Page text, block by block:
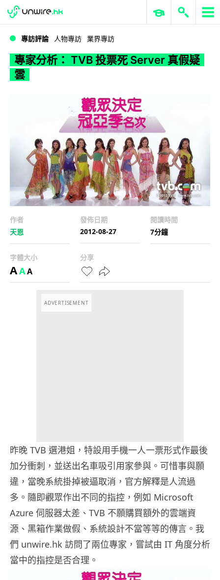
專家分析： TVB 投票死 Server 真假疑雲
WWDC 2026 ERP 與商業 AI
專訪評論 人物專訪 業界專訪
專家分析： TVB 投票死 Server 真假疑
雲
作者
天恩
發佈日期
2012-08-27
閱讀時間
7分鐘
字體大小
AAA
分享
ADVERTISEMENT
昨晚 TVB 選港姐，特設用手機一人一票形式作最後
加分衝刺，並送出名車吸引用家參與。可惜事與願
違，當晚系統掛掉被逼取消，官方解釋是人流過
多。隨即觀眾作出不同的指控，例如 Microsoft
Azure 伺服器太差、TVB 不願購買額外的雲端資
源、黑箱作業做假、系統設計不當等等的傳言。我
們 unwire.hk 訪問了兩位專家，嘗試由 IT 角度分析
當中的指控是否合理。